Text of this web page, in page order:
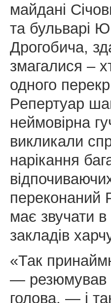
майдані
та бульварі
Дрогобича,
змагалися –
одного
Репертуар
неймовірна
викликали
нарікання
переконаний
має звучати в
закладів
«Так
— резюмував
голова, — і